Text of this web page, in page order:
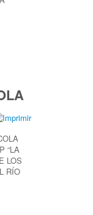
“LA
LOS
RÍO